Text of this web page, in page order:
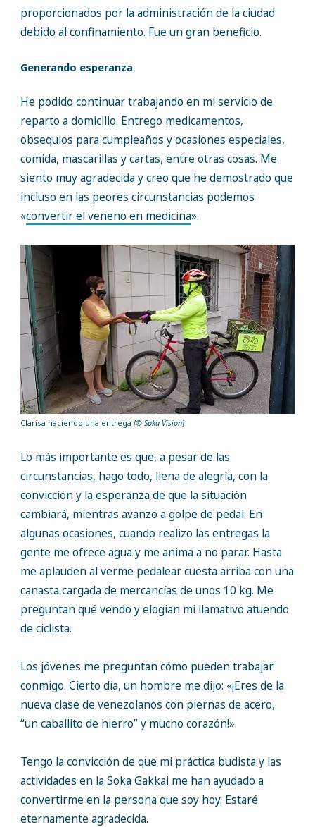
proporcionados por la administración de la ciudad
debido al confinamiento. Fue un gran beneficio.
Generando esperanza
He podido continuar trabajando en mi servicio de
reparto a domicilio. Entrego medicamentos,
obsequios para cumpleaños y ocasiones especiales,
comida, mascarillas y cartas, entre otras cosas. Me
siento muy agradecida y creo que he demostrado que
incluso en las peores circunstancias podemos
«convertir el veneno en medicina».
Clarisa haciendo una entrega [© Soka Vision]
Lo más importante es que, a pesar de las
circunstancias, hago todo, llena de alegría, con la
convicción y la esperanza de que la situación
cambiará, mientras avanzo a golpe de pedal. En
algunas ocasiones, cuando realizo las entregas la
gente me ofrece agua y me anima a no parar. Hasta
me aplauden al verme pedalear cuesta arriba con una
canasta cargada de mercancías de unos 10 kg. Me
preguntan qué vendo y elogian mi llamativo atuendo
de ciclista.
Los jóvenes me preguntan cómo pueden trabajar
conmigo. Cierto día, un hombre me dijo: «¡Eres de la
nueva clase de venezolanos con piernas de acero,
“un caballito de hierro” y mucho corazón!».
Tengo la convicción de que mi práctica budista y las
actividades en la Soka Gakkai me han ayudado a
convertirme en la persona que soy hoy. Estaré
eternamente agradecida.